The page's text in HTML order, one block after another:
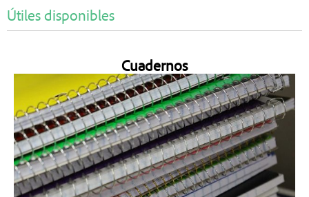
Útiles disponibles
Cuadernos